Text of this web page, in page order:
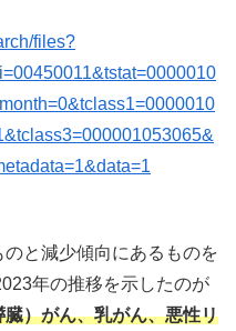
files?
と減少傾向にあるものを
年の推移を示したのが
臓）がん、乳がん、悪性リ